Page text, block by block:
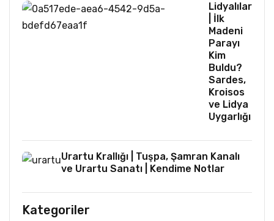
Lidyalılar
| İlk
Madeni
Parayı
Kim
Buldu?
Sardes,
Kroisos
ve Lidya
Uygarlığı
Urartu Krallığı | Tuşpa, Şamran Kanalı
ve Urartu Sanatı | Kendime Notlar
Kategoriler